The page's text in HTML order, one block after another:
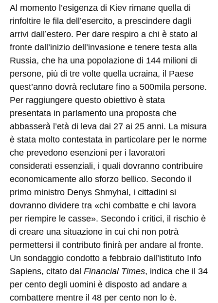
Al momento l’esigenza di Kiev rimane quella di
rinfoltire le fila dell’esercito, a prescindere dagli
arrivi dall’estero. Per dare respiro a chi è stato al
fronte dall’inizio dell’invasione e tenere testa alla
Russia, che ha una popolazione di 144 milioni di
persone, più di tre volte quella ucraina, il Paese
quest’anno dovrà reclutare fino a 500mila persone.
Per raggiungere questo obiettivo è stata
presentata in parlamento una proposta che
abbasserà l’età di leva dai 27 ai 25 anni. La misura
è stata molto contestata in particolare per le norme
che prevedono esenzioni per i lavoratori
considerati essenziali, i quali dovranno contribuire
economicamente allo sforzo bellico. Secondo il
primo ministro Denys Shmyhal, i cittadini si
dovranno dividere tra «chi combatte e chi lavora
per riempire le casse». Secondo i critici, il rischio è
di creare una situazione in cui chi non potrà
permettersi il contributo finirà per andare al fronte.
Un sondaggio condotto a febbraio dall’istituto Info
Sapiens, citato dal Financial Times, indica che il 34
per cento degli uomini è disposto ad andare a
combattere mentre il 48 per cento non lo è.